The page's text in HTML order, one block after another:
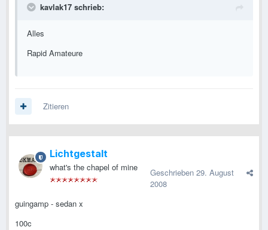
kavlak17 schrieb:
Alles
Rapid Amateure
Zitieren
Lichtgestalt
what's the chapel of mine Geschrieben 29. August
2008
guingamp - sedan x
100c